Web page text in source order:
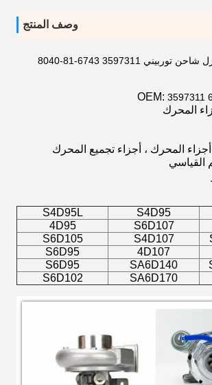
وصف المنتج
PC300-7 محرك ديزل شاحن توربيني 3597311 6743-81-8040
3597311
المحرك
المحرك ، أجزاء تجميع المحرك
القياسي
S4D95
S4D95L
S6D107
4D95
S4D107
S6D105
4D107
S6D95
SA6D140
S6D95
SA6D170
S6D102